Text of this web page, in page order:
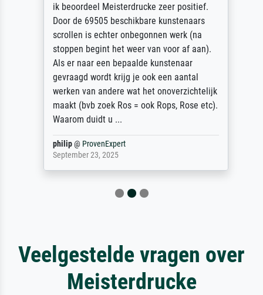
ik beoordeel Meisterdrucke zeer positief.
Door de 69505 beschikbare kunstenaars
scrollen is echter onbegonnen werk (na
stoppen begint het weer van voor af aan).
Als er naar een bepaalde kunstenaar
gevraagd wordt krijg je ook een aantal
werken van andere wat het onoverzichtelijk
maakt (bvb zoek Ros = ook Rops, Rose etc).
Waarom duidt u ...
philip@ProvenExpert
September 23, 2025
Veelgestelde vragen over
Meisterdrucke